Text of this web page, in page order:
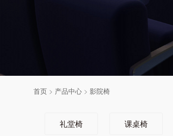
首页> 产品中心> 影院椅
礼堂椅 课桌椅